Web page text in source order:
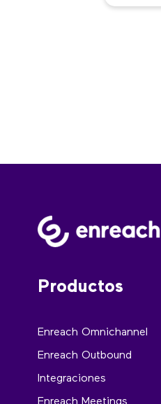
Productos
Enreach Omnichannel
Enreach Outbound
Integraciones